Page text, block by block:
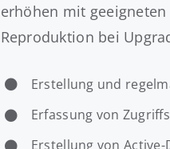
erhöhen mit
Reproduktion bei
Erstellung und
Erfassung von
Erstellung von